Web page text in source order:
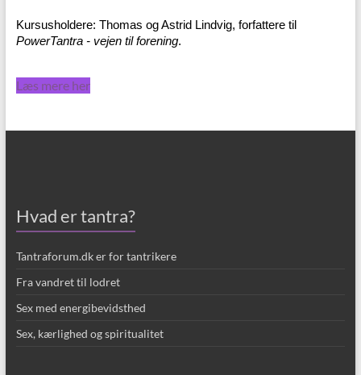
Kursusholdere: Thomas og Astrid Lindvig, forfattere til
PowerTantra - vejen til forening.
Læs mere her
Hvad er tantra?
Tantraforum.dk er for tantrikere
Fra vandret til lodret
Sex med energibevidsthed
Sex, kærlighed og spiritualitet